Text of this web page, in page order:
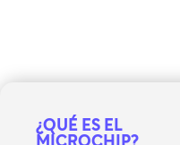
¿QUÉ ES EL